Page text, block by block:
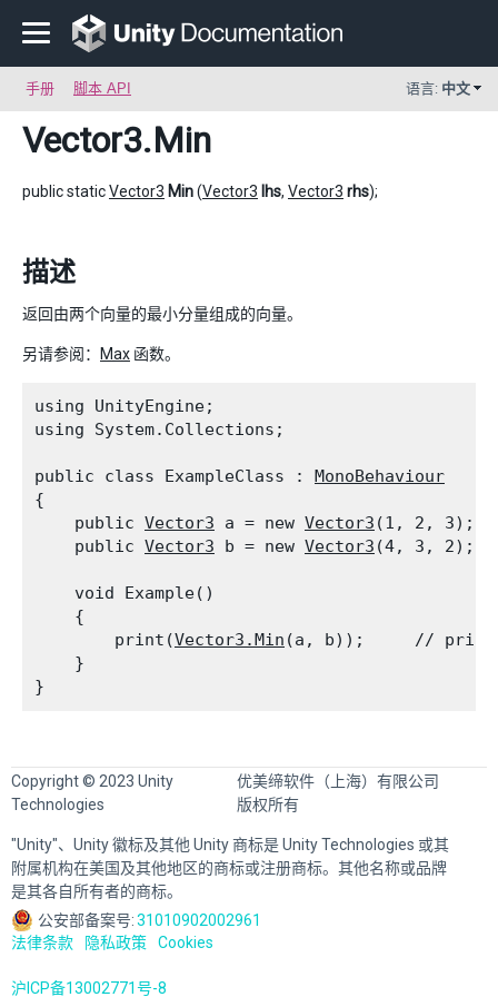
手册 脚本 API 语言: 中文
Vector3.Min
public staticVector3 Min(Vector3 lhs, Vector3 rhs);
描述
返回由两个向量的最小分量组成的向量。
另请参阅： Max 函数。
using UnityEngine;
using System.Collections;
public class ExampleClass : MonoBehaviour
{
    public
Vector3 a = new Vector3 (1, 2, 3);
    public
Vector3 b = new Vector3 (4, 3, 2);
    void Example()
    {
        print(
Vector3.Min (a, b));     //
    }
Copyright © 2023 Unity
Technologies
优美缔软件（上海）有限公司
版权所有
"Unity"、Unity 徽标及其他 Unity 商标是 Unity Technologies 或其
附属机构在美国及其他地区的商标或注册商标。其他名称或品牌
是其各自所有者的商标。
公安部备案号:31010902002961
法律条款
隐私政策 Cookies
沪ICP备13002771号-8